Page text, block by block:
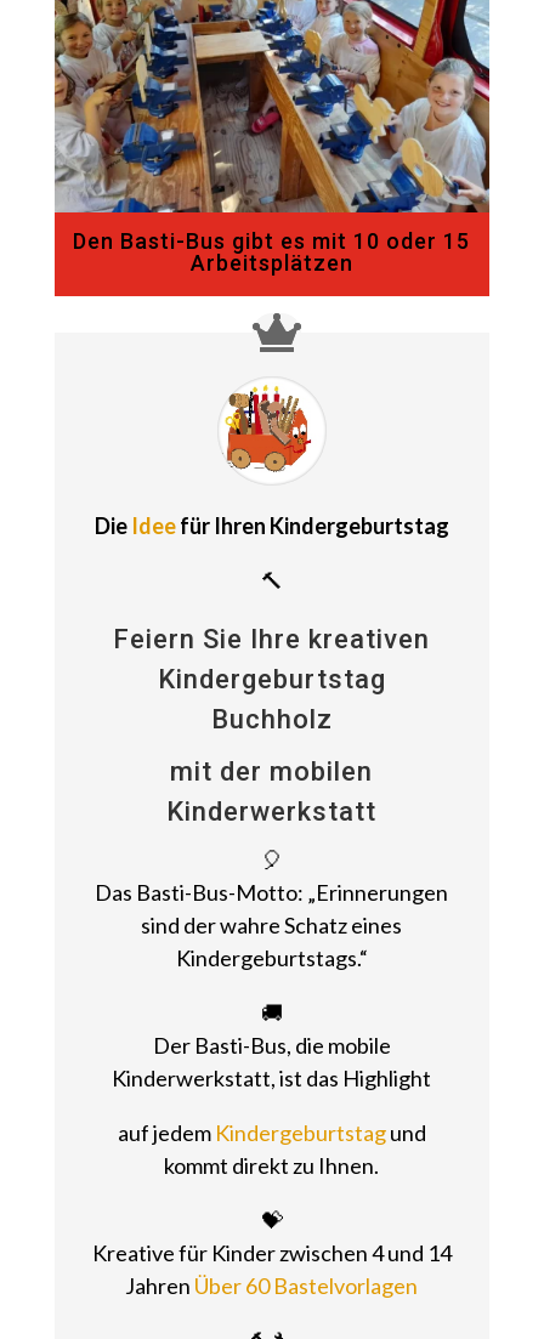
Den Basti-Bus gibt es mit 10 oder 15
Arbeitsplätzen
Die Ideefür Ihren Kindergeburtstag
🔨
Feiern Sie Ihre kreativen
Kindergeburtstag
Buchholz
mit der mobilen
Kinderwerkstatt
🎈
Das Basti-Bus-Motto: „Erinnerungen
sind der wahre Schatz eines
Kindergeburtstags.“
🚚
Der Basti-Bus, die mobile
Kinderwerkstatt, ist das Highlight
auf jedem Kindergeburtstagund
kommt direkt zu Ihnen.
💝
Kreative für Kinder zwischen 4 und 14
Jahren Über 60 Bastelvorlagen